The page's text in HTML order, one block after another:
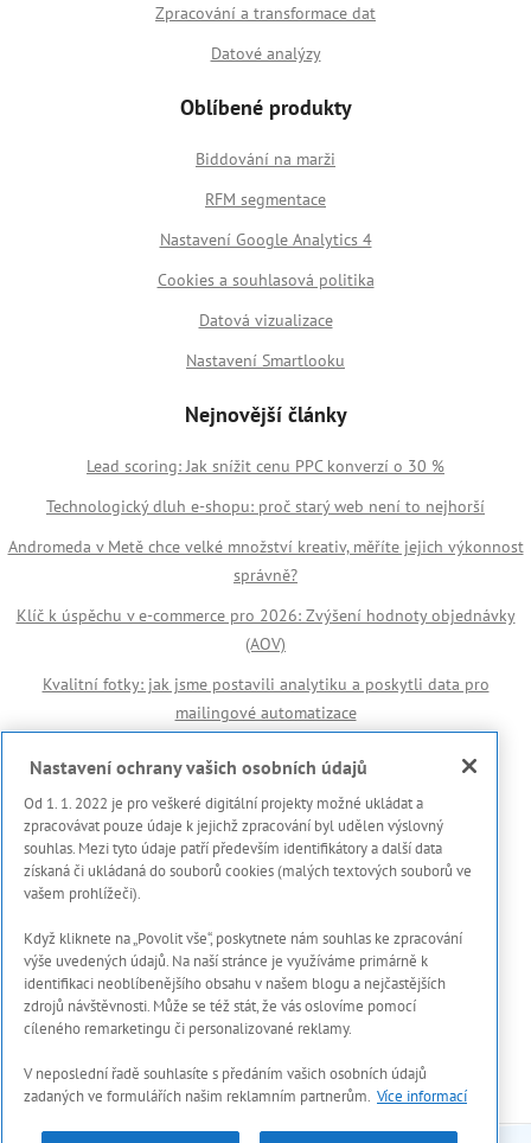
Zpracování a transformace dat
Datové analýzy
Oblíbené produkty
Biddování na marži
RFM segmentace
Nastavení Google Analytics 4
Cookies a souhlasová politika
Datová vizualizace
Nastavení Smartlooku
Nejnovější články
Lead scoring: Jak snížit cenu PPC konverzí o 30 %
Technologický dluh e-shopu: proč starý web není to nejhorší
Andromeda v Metě chce velké množství kreativ, měříte jejich výkonnost
správně?
Klíč k úspěchu v e-commerce pro 2026: Zvýšení hodnoty objednávky
(AOV)
Kvalitní fotky: jak jsme postavili analytiku a poskytli data pro
mailingové automatizace
Důležité odkazy
🏆 Reference
Prohlášení s použití cookies
Zásady ochrany osobních dat a dalších zpracovávaných údajů
Marketing Meter
Onboarding proces
Kontakty
Nastavení ochrany vašich osobních údajů
Od 1. 1. 2022 je pro veškeré digitální projekty možné ukládat a
zpracovávat pouze údaje k jejichž zpracování byl udělen výslovný
souhlas. Mezi tyto údaje patří především identifikátory a další data
získaná či ukládaná do souborů cookies (malých textových souborů ve
vašem prohlížeči).
Když kliknete na „Povolit vše“, poskytnete nám souhlas ke zpracování
výše uvedených údajů. Na naší stránce je využíváme primárně k
identifikaci neoblíbenějšího obsahu v našem blogu a nejčastějších
zdrojů návštěvnosti. Může se též stát, že vás oslovíme pomocí
cíleného remarketingu či personalizované reklamy.
V neposlední řadě souhlasíte s předáním vašich osobních údajů
zadaných ve formulářích našim reklamním partnerům. Více informací